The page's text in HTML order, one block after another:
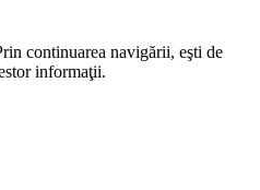
continuarea navigării, eşti de
informaţii.